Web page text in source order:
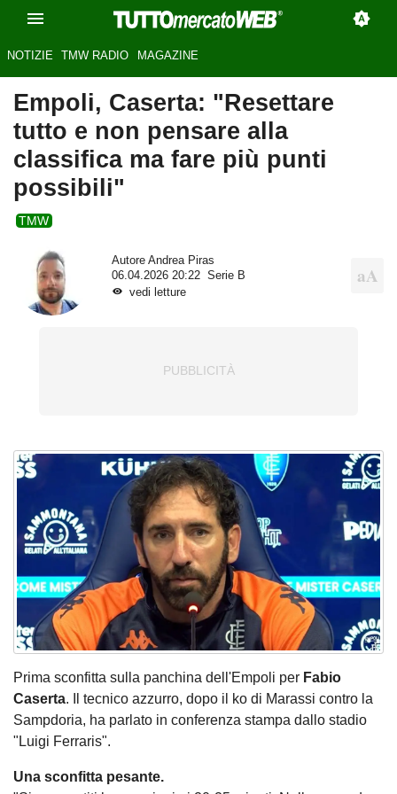
NOTIZIE TMW RADIO MAGAZINE
Empoli, Caserta: "Resettare
tutto e non pensare alla
classifica ma fare più punti
possibili"
TMW
Autore Andrea Piras
06.04.2026 20:22
Serie B
vedi letture
Prima sconfitta sulla panchina dell'Empoli per Fabio
Caserta. Il tecnico azzurro, dopo il ko di Marassi contro la
Sampdoria, ha parlato in conferenza stampa dallo stadio
"Luigi Ferraris".
Una sconfitta pesante.